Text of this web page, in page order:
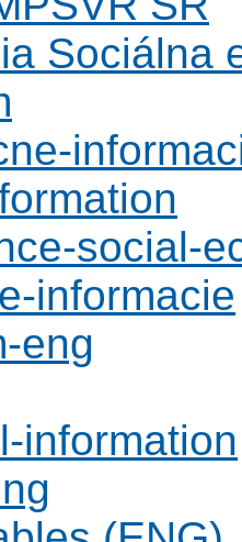
Sociálna
social-
informacie
eng
information